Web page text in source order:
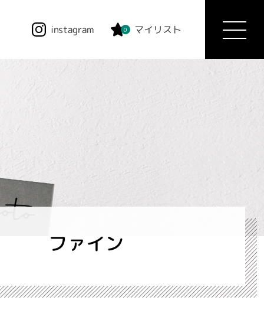
instagram 0 マイリスト
ファイン